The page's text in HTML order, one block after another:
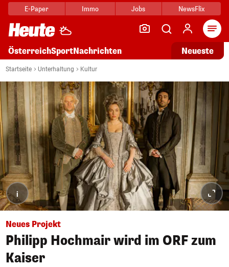
E-Paper Immo Jobs NewsFlix
ÖsterreichSportNachrichten Neueste
Startseite Unterhaltung Kultur
i
Neues Projekt
Philipp Hochmair wird im ORF zum
Kaiser